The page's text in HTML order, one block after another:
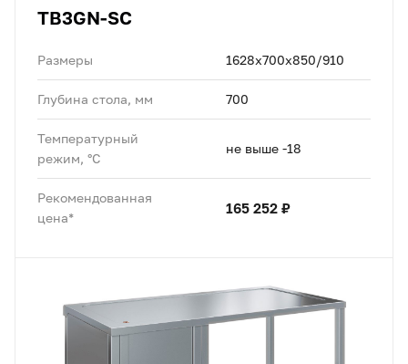
TB3GN-SC
Размеры 1628х700х850/910
Глубина стола, мм 700
Температурный
режим, °C
не выше -18
Рекомендованная
цена*
165 252 ₽